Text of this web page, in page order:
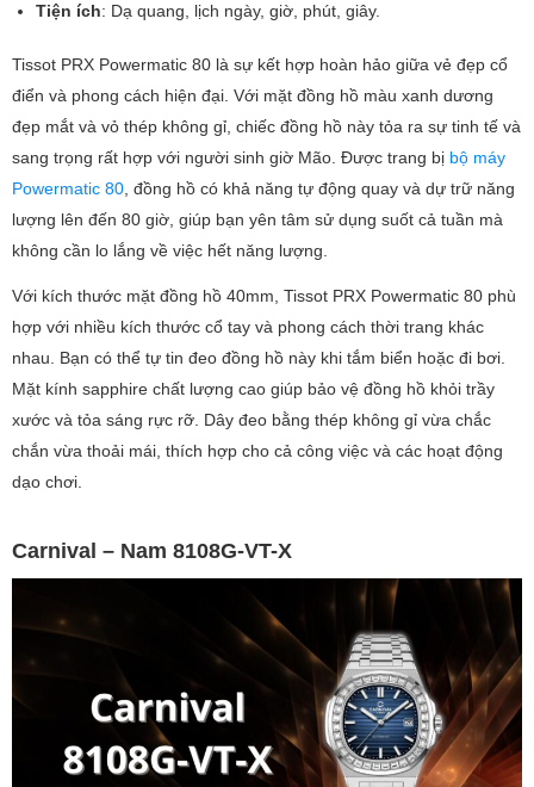
Tiện ích: Dạ quang, lịch ngày, giờ, phút, giây.
Tissot PRX Powermatic 80 là sự kết hợp hoàn hảo giữa vẻ đẹp cổ
điển và phong cách hiện đại. Với mặt đồng hồ màu xanh dương
đẹp mắt và vỏ thép không gỉ, chiếc đồng hồ này tỏa ra sự tinh tế và
sang trọng rất hợp với người sinh giờ Mão. Được trang bị bộ máy
Powermatic 80 , đồng hồ có khả năng tự động quay và dự trữ năng
lượng lên đến 80 giờ, giúp bạn yên tâm sử dụng suốt cả tuần mà
không cần lo lắng về việc hết năng lượng.
Với kích thước mặt đồng hồ 40mm, Tissot PRX Powermatic 80 phù
hợp với nhiều kích thước cổ tay và phong cách thời trang khác
nhau. Bạn có thể tự tin đeo đồng hồ này khi tắm biển hoặc đi bơi.
Mặt kính sapphire chất lượng cao giúp bảo vệ đồng hồ khỏi trầy
xước và tỏa sáng rực rỡ. Dây đeo bằng thép không gỉ vừa chắc
chắn vừa thoải mái, thích hợp cho cả công việc và các hoạt động
dạo chơi.
Carnival – Nam 8108G-VT-X